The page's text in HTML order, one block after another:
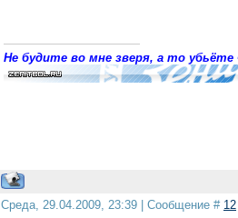
Не будите во мне зверя, а то убьёте
Среда, 29.04.2009, 23:39 | Сообщение # 12